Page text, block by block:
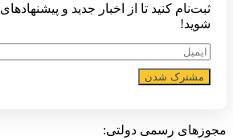
ثبت‌نام کنید تا از اخبار جدید و
شوید!
مشترک شدن
مجوزهای رسمی دولتی: